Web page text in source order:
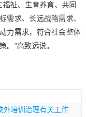
福祉、生育养育、共同
需求、长远战略需求、
力需求，符合社会整体
。”高致远说。
外培训治理有关工作